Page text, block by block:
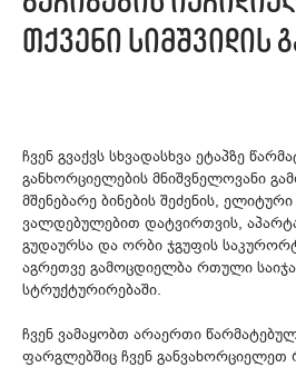
თქვენი სიმშვიდის
ჩვენ გვაქვს სხვადასხვა ეტაპზე
განხორციელების მნიშვნელოვანი
მშენებარე ბინების შეძენის,
ვალდებულებით დატვირთვის,
გუდაურსა და ორბი ჯგუფის
აგრეთვე გამოცდიელბა რთული
სტრუქტურირებაში.
ჩვენ ვამაყობთ არაერთი
ფარგლებშიც ჩვენ